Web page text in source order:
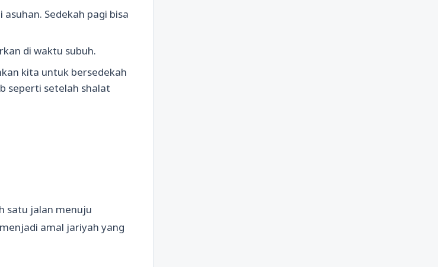
Sedekah pagi bisa
di waktu subuh.
kita untuk bersedekah
seperti setelah shalat
satu jalan menuju
amal jariyah yang